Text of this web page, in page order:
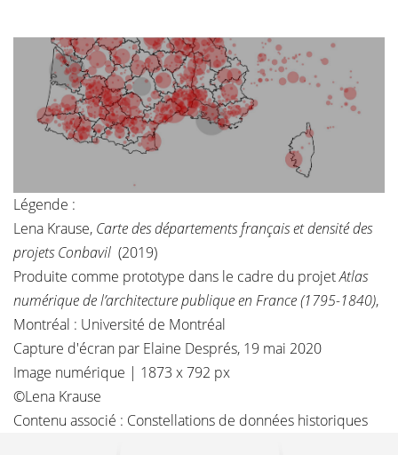
Légende :
Lena Krause, Carte des départements français et densité des
projets Conbavil (2019)
Produite comme prototype dans le cadre du projetAtlas
numérique de l’architecture publique en France (1795-1840),
Montréal : Université de Montréal
Capture d'écran par Elaine Després, 19 mai 2020
Image numérique | 1873 x 792 px
©Lena Krause
Contenu associé : Constellations de données historiques